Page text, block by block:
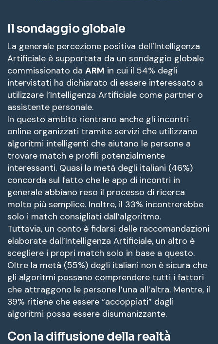
Il sondaggio globale
La generale percezione positiva dell’Intelligenza
Artificiale è supportata da un sondaggio globale
commissionato da ARM in cui il 54% degli
intervistati ha dichiarato di essere interessato a
utilizzare l’Intelligenza Artificiale come partner o
assistente personale.
In questo ambito rientrano anche gli incontri
online organizzati tramite servizi che utilizzano
algoritmi intelligenti che aiutano le persone a
trovare match e profili potenzialmente
interessanti. Quasi la metà degli italiani (46%)
concorda sul fatto che le app di incontri in
generale abbiano reso il processo di ricerca
molto più semplice. Inoltre, il 33% incontrerebbe
solo i match consigliati dall’algoritmo.
Tuttavia, un conto è fidarsi delle raccomandazioni
elaborate dall’Intelligenza Artificiale, un altro è
scegliere i propri match solo in base a questo.
Oltre la metà (55%) degli italiani non è sicura che
gli algoritmi possano comprendere tutti i fattori
che attraggono le persone l’una all’altra. Mentre, il
39% ritiene che essere “accoppiati” dagli
algoritmi possa essere disumanizzante.
Con la diffusione della realtà